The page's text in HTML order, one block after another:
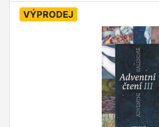
VÝPRODEJ